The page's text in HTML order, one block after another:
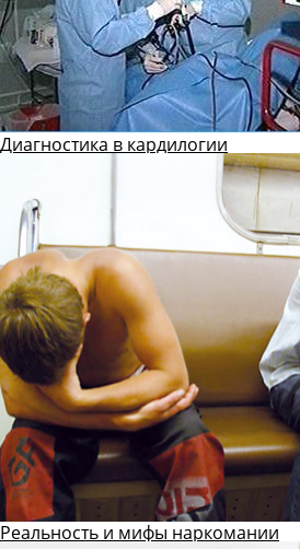
Диагностика в кардилогии
Реальность и мифы наркомании